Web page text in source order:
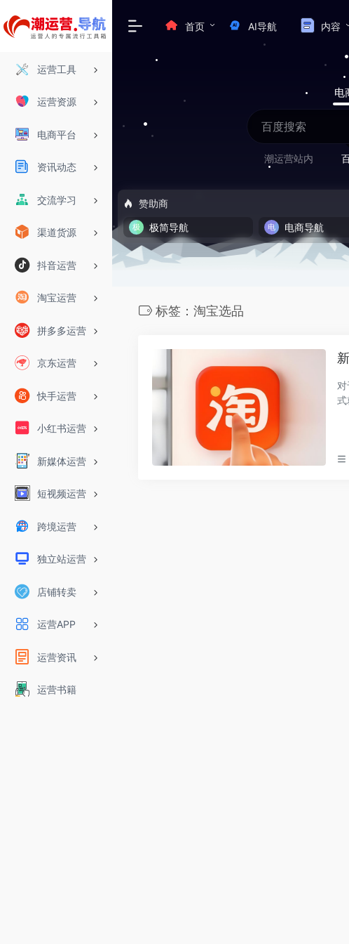
运营工具
运营资源
电商平台
资讯动态
交流学习
渠道货源
抖音运营
淘宝运营
拼多多运营
京东运营
快手运营
小红书运营
新媒体运营
短视频运营
跨境运营
独立站运营
店铺转卖
运营APP
运营资讯
运营书籍
首页 AI导航 内容
电
潮运营站内
赞助商
极简导航
电商导航
标签：淘宝选品
式